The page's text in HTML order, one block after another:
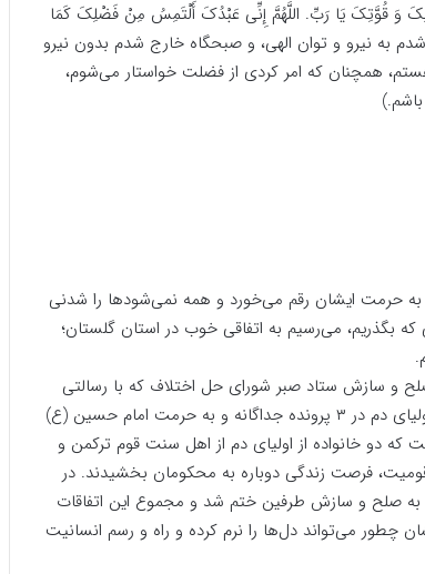
وَ قُوَّتِکَ یَا رَبِّ. اللَّهُمَّ إِنِّی عَبْدُکَ أَلْتَمِسُ مِنْ فَضْلِکَ کَمَا
به نیرو و توان الهی، و صبحگاه خارج شدم بدون نیرو
هستم، همچنان که امر کردی از فضلت خواستار می‌شوم،
حرمت ایشان رقم می‌خورد و همه نمی‌شودها را شدنی
بگذریم، می‌رسیم به اتفاقی خوب در استان گلستان؛
و سازش ستاد صبر شورای حل اختلاف که با رسالتی
متفاوت پا به عرصه خدمت گذاشته بود، بهانه‌ای شد برای آنکه اولیای دم در ۳ پرونده جداگانه و به حرمت امام حسین (ع)
دو خانواده از اولیای دم از اهل سنت قوم ترکمن و
فرصت زندگی دوباره به محکومان بخشیدند. در
همچنین پرونده یک نزاع دسته جمعی پس از ۶ سال به صلح و سازش طرفین ختم شد و مجموع این اتفاقات
می‌تواند دل‌ها را نرم کرده و راه و رسم انسانیت